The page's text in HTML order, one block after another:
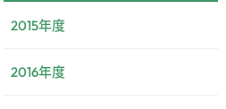
2015年度
2016年度